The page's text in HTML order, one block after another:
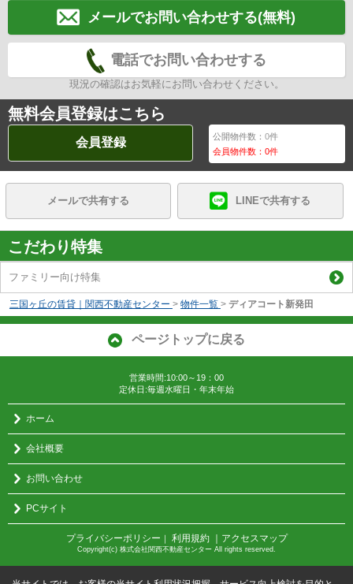
メールでお問い合わせする(無料)
電話でお問い合わせする
現況の確認はお気軽にお問い合わせください。
無料会員登録はこちら
会員登録 公開物件数：0件
会員物件数：0件
メールで共有する LINEで共有する
こだわり特集
ファミリー向け特集
三国ヶ丘の賃貸｜関西不動産センター > 物件一覧 > ディアコート新発田
ページトップに戻る
営業時間:10:00～19：00
定休日:毎週水曜日・年末年始
ホーム
会社概要
お問い合わせ
PCサイト
プライバシーポリシー 利用規約 ｜アクセスマップ
Copyright(c) 株式会社関西不動産センター All rights reserved.